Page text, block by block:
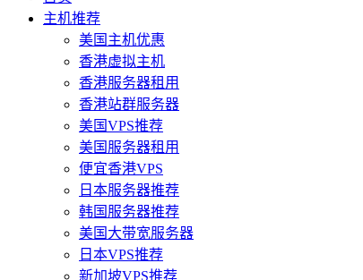
主机推荐
美国主机优惠
香港虚拟主机
香港服务器租用
香港站群服务器
美国VPS推荐
美国服务器租用
便宜香港VPS
日本服务器推荐
韩国服务器推荐
美国大带宽服务器
日本VPS推荐
新加坡VPS推荐